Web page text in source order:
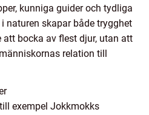
kunniga guider och tydliga
naturen skapar både trygghet
att bocka av flest djur, utan att
relation till
exempel Jokkmokks